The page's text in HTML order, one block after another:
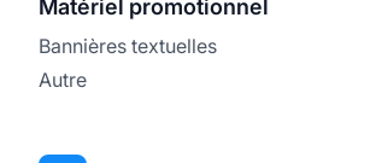
Matériel promotionnel
Bannières textuelles
Autre